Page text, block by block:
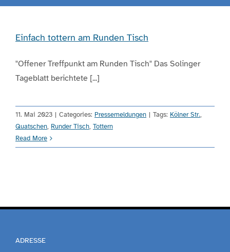
Engagement
Aktuelles
Jobs
Einfach tottern am Runden Tisch
"Offener Treffpunkt am Runden Tisch" Das Solinger
Tageblatt berichtete [...]
11. Mai 2023 | Categories: Pressemeldungen | Tags: Kölner Str.,
Quatschen, Runder Tisch, Tottern
Read More
ADRESSE